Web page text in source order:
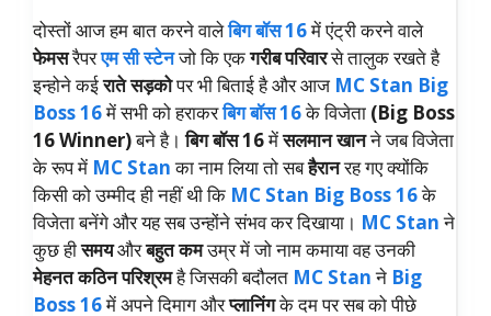
दोस्तों आज हम बात करने वालेबिग बॉस 16में एंट्री करने वाले
फेमसरैपरएम सी स्टेनजो कि एकगरीब परिवारसे तालुक रखते है
इन्होने कईराते सड़कोपर भी बिताई है और आज MC Stan Big
Boss 16में सभी को हराकरबिग बॉस 16के विजेता (Big Boss
16 Winner)बने है।बिग बॉस 16मेंसलमान खानने जब विजेता
के रूप में MC Stanका नाम लिया तो सबहैरानरह गए क्योंकि
किसी को उम्मीद ही नहीं थी कि MC Stan Big Boss 16के
विजेता बनेंगे और यह सब उन्होंने संभव कर दिखाया। MC Stanने
कुछ हीसमयऔरबहुत कमउम्र में जो नाम कमाया वह उनकी
मेहनत कठिन परिश्रमहै जिसकी बदौलत MC Stanने Big
Boss 16में अपने दिमाग औरप्लानिंगके दम पर सब को पीछे